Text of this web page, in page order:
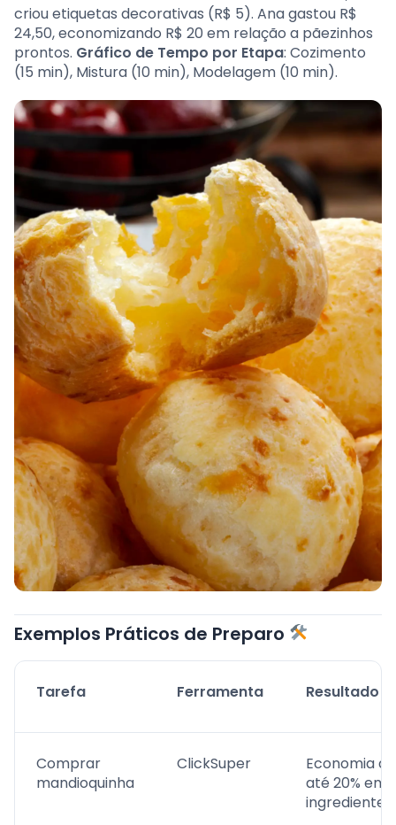
criou etiquetas decorativas (R$ 5). Ana gastou R$
24,50, economizando R$ 20 em relação a pãezinhos
prontos. Gráfico de Tempo por Etapa: Cozimento
(15 min), Mistura (10 min), Modelagem (10 min).
Exemplos Práticos de Preparo
Tarefa Ferramenta Resultado
Comprar
mandioquinha
ClickSuper
Economia de
até 20% em
ingredientes